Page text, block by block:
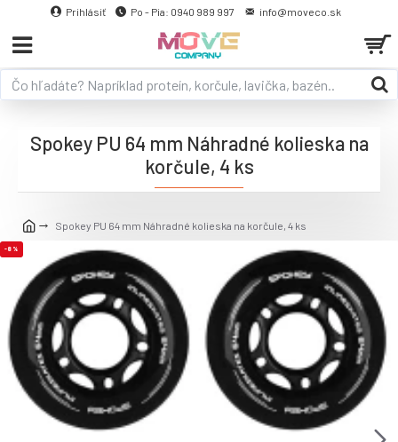
Prihlásiť Po - Pia: 0940 989 997 info@moveco.sk
Spokey PU 64 mm Náhradné kolieska na korčule, 4 ks
Spokey PU 64 mm Náhradné kolieska na
korčule, 4 ks
-8 %